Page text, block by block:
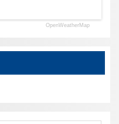
OpenWeatherMap